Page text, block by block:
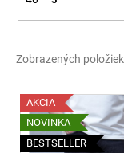
Zobrazených
V
ý
p
AKCIA
NOVINKA
BESTSELLER